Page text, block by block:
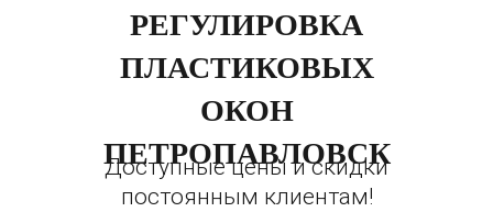
РЕГУЛИРОВКА
ПЛАСТИКОВЫХ
ОКОН
ПЕТРОПАВЛОВСК
Доступные цены и скидки
постоянным клиентам!